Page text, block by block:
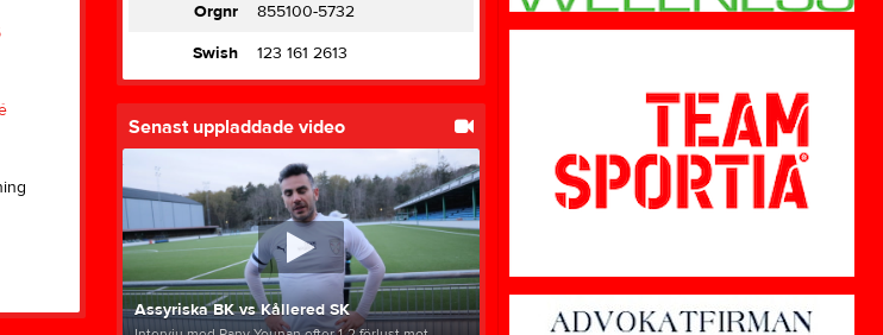
Orgnr
855100-5732
Swish
123 161 2613
Senast uppladdade video
Assyriska BK vs Kållered SK